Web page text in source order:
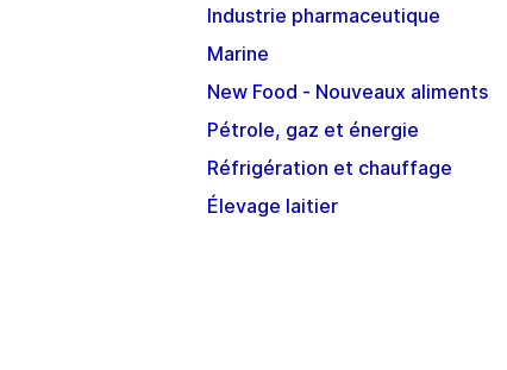
Industrie pharmaceutique
Marine
New Food - Nouveaux aliments
Pétrole, gaz et énergie
Réfrigération et chauffage
Élevage laitier